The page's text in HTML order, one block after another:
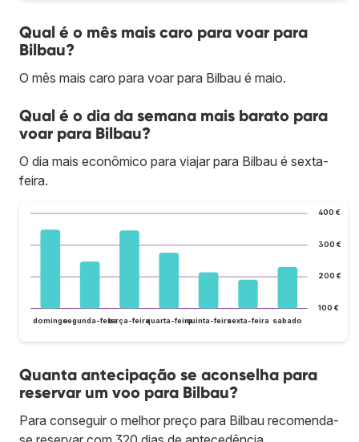
Qual é o mês mais caro para voar para
Bilbau?
O mês mais caro para voar para Bilbau é maio.
Qual é o dia da semana mais barato para
voar para Bilbau?
O dia mais econômico para viajar para Bilbau é sexta-
feira.
100 €
200 €
300 €
400 €
domingosegunda-feiraterça-feiraquarta-feiraquinta-feirasexta-feira sábado
Quanta antecipação se aconselha para
reservar um voo para Bilbau?
Para conseguir o melhor preço para Bilbau recomenda-